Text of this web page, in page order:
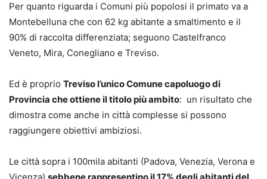
Per quanto riguarda i Comuni più popolosi il primato va a
Montebelluna che con 62 kg abitante a smaltimento e il
90% di raccolta differenziata; seguono Castelfranco
Veneto, Mira, Conegliano e Treviso.
Ed è proprio Treviso l’unico Comune capoluogo di
Provincia che ottiene il titolo più ambito: un risultato che
dimostra come anche in città complesse si possono
raggiungere obiettivi ambiziosi.
Le città sopra i 100mila abitanti (Padova, Venezia, Verona e